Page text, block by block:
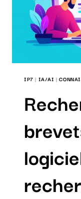
IP7 | IA/AI |